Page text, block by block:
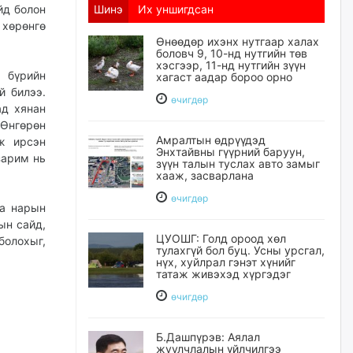
болон
билээ.
хянан
ирсэн
нь
нарын
сайд,
Шинэ Их уншигдсан
Өнөөдөр ихэнх нутгаар халах
боловч 9, 10-нд нутгийн төв
хэсгээр, 11-нд нутгийн зүүн
хагаст аадар бороо орно
өчигдѳр
Амралтын өдрүүдэд
Энхтайвны гүүрний баруун,
зүүн талын туслах авто замыг
хааж, засварлана
өчигдѳр
ЦУОШГ: Голд ороод хөл
тулахгүй бол буц. Усны урсгал,
нүх, хуйлрал гэнэт хүнийг
татаж живэхэд хүргэдэг
өчигдѳр
Б.Дашпүрэв: Аялал
жуулчлалын үйлчилгээ